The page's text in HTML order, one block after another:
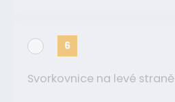
6
Svorkovnice na levé straně